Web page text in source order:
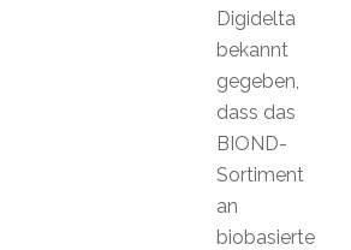
Digidelta
bekannt
gegeben,
dass das
BIOND-
Sortiment
an
biobasierte